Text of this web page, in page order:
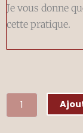
Je vous donne
cette pratique.
quantité
de